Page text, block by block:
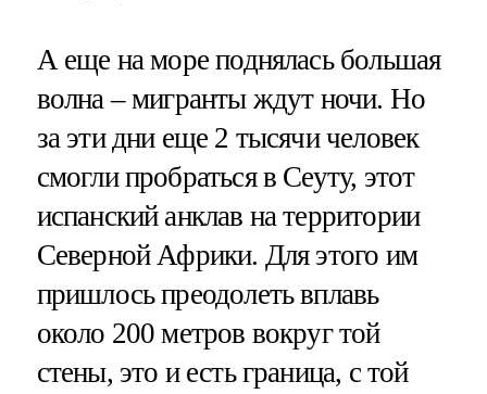
А еще на море поднялась большая
волна – мигранты ждут ночи. Но
за эти дни еще 2 тысячи человек
смогли пробраться в Сеуту, этот
испанский анклав на территории
Северной Африки. Для этого им
пришлось преодолеть вплавь
около 200 метров вокруг той
стены, это и есть граница, с той